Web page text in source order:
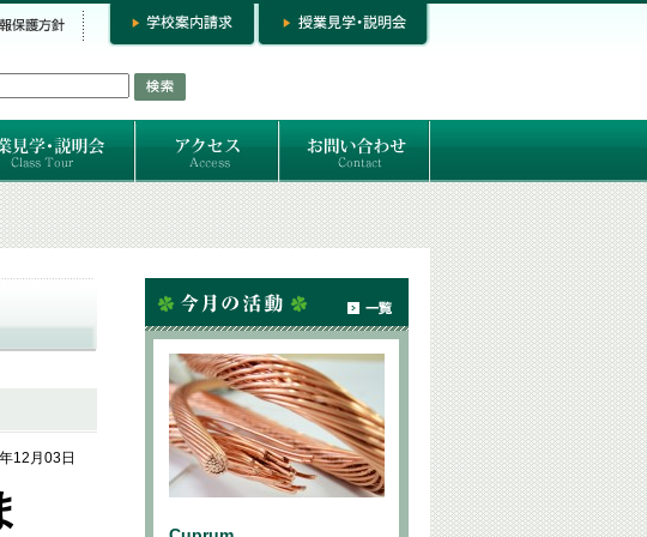
お問い合わせ
専門コースお問い合わせ
専門コース入学お申し込み
個人セッション
12月03日